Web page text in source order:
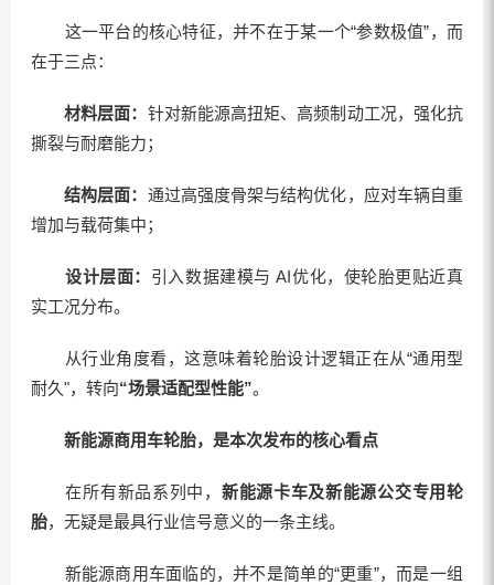
这一平台的核心特征，并不在于某一个“参数极值”，而
在于三点：
材料层面： 针对新能源高扭矩、高频制动工况，强化抗
撕裂与耐磨能力；
结构层面： 通过高强度骨架与结构优化，应对车辆自重
增加与载荷集中；
设计层面： 引入数据建模与 AI优化，使轮胎更贴近真
实工况分布。
从行业角度看，这意味着轮胎设计逻辑正在从“通用型
耐久"，转向“场景适配型性能”。
新能源商用车轮胎， 是本次发布的核心看点
在所有新品系列中， 新能源卡车及新能源公交专用轮
胎，无疑是最具行业信号意义的一条主线。
新能源商用车面临的，并不是简单的“更重”，而是一组